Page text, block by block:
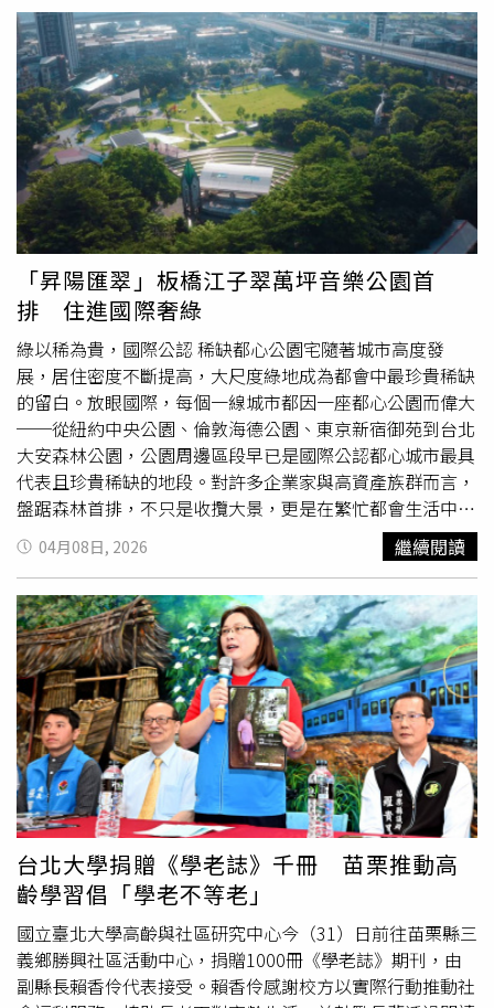
配，當務之急是大兒子與二兒子必須在父親過世的一年內，
向法院提起「否認子女之訴」，並合併請求「確認繼承權不
存在」。過了這個時間，就將永久喪失訴訟權利。 唯有透
過法律程序推翻「婚生推定」，才能化解韓先生生前長達數
年的心結，確保家族遺產能由真正具備血緣關係的繼承人取
得。台灣遺囑協會舉辦的4月25日（六）公益講座主題：
【理財與傳承：向未來預約一筆財富 ─樂活退休理財規劃
講座】時間為上午10-12點，地點在台北市信義區信義路5段
100號B1 (信義房屋大樓信義學堂)*從松智路口進入，請點
入以下報名表單網址登記。
https://docs.google.com/forms/d/e/
Xp4WZuh-g/viewform
駿攝）李康生幽默表示，自己媽媽80幾歲了，身體健康，記
憶力特好，並沒有失智的問題，且對於錢的事情記得特別清
楚。
「昇陽匯翠」板橋江子翠萬坪音樂公園首
排 住進國際奢綠
綠以稀為貴，國際公認 稀缺都心公園宅隨著城市高度發
展，居住密度不斷提高，大尺度綠地成為都會中最珍貴稀缺
的留白。放眼國際，每個一線城市都因一座都心公園而偉大
──從紐約中央公園、倫敦海德公園、東京新宿御苑到台北
大安森林公園，公園周邊區段早已是國際公認都心城市最具
代表且珍貴稀缺的地段。對許多企業家與高資產族群而言，
盤踞森林首排，不只是收攬大景，更是在繁忙都會生活中，
仍能保有自然尺度與生活餘裕的稀缺資產與生活樣態。板橋
江子翠萬坪音樂公園首排，擁抱自然近取繁華真正難得的公
園宅，是同時享有自然慢活與城市繁華。昇陽建設選址板橋
音樂公園首排，打造全新鉅獻「昇陽匯翠」。音樂公園前身
為「大同水上樂園」，歷經改建後轉化為今日的全齡樂活公
園，公園規劃完善且休憩設施眾多，包含音樂廣場、兒童遊
戲場、健體場、戶外綠茵草地、幼兒園、地下公有停車場
等，孩子嬉戲、毛孩放電、長者散步到家庭戶外活動，音樂
公園一次滿足。步行約800米可至江子翠捷運商圈，鄰近文
化、雙十路雙幹道，往縣民大道可直抵新板特區，精品百
貨、五鐵共構，都會便捷一手掌握。新板特區。（圖／業者
提供）成就經典，最懂板橋的上市品牌昇陽建設機構自營運
以來，在雙北打造超過70件代表建築，締造超過5000戶的
幸福住戶，過去亦榮獲「十大名宅」殊榮。板橋更是昇陽長
期深耕的重要城市版圖，自1997年推出「昇陽立都」以
來，共累積八座作品，深情陪伴板橋近30年，見證板橋一路
成為新北市首善之都。此次再次回到熟悉的板橋核心，以萬
坪音樂公園首排的珍稀條件，延續品牌一貫的建築與居住品
04月08日, 2026 繼續閱讀
台北大學捐贈《學老誌》千冊 苗栗推動高
齡學習倡「學老不等老」
國立臺北大學高齡與社區研究中心今（31）日前往苗栗縣三
義鄉勝興社區活動中心，捐贈1000冊《學老誌》期刊，由
副縣長賴香伶代表接受。賴香伶感謝校方以實際行動推動社